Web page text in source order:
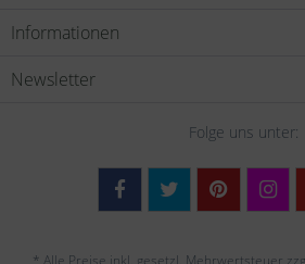
Informationen
Newsletter
Folge uns unter:
* Alle Preise inkl. gesetzl. Mehrwertsteuer